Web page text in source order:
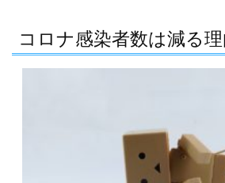
コロナ感染者数は減る